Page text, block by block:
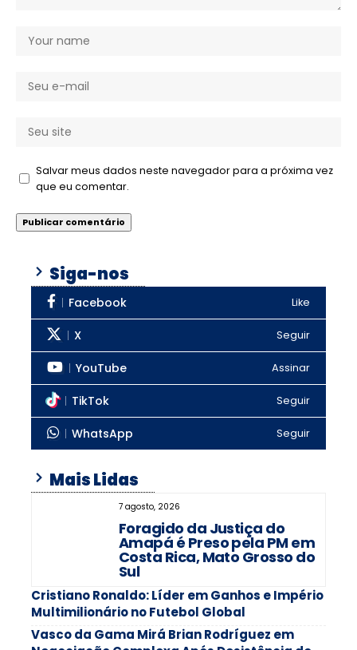
Salvar meus dados neste navegador para a próxima vez
que eu comentar.
Siga-nos
Facebook Like
X Seguir
YouTube Assinar
TikTok Seguir
WhatsApp Seguir
Mais Lidas
7 agosto, 2026
Foragido da Justiça do
Amapá é Preso pela PM em
Costa Rica, Mato Grosso do
Sul
Cristiano Ronaldo: Líder em Ganhos e Império
Multimilionário no Futebol Global
Vasco da Gama Mirá Brian Rodríguez em